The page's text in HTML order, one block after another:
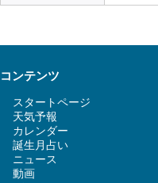
コンテンツ
スタートページ
天気予報
カレンダー
誕生月占い
ニュース
動画